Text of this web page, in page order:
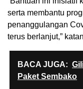
serta membantu
penanggulangan
terus berlanjut,”
BACA JUGA:
Paket Sembako